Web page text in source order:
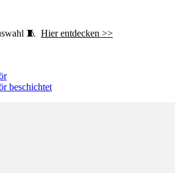
🧵 Hier entdecken >>
beschichtet